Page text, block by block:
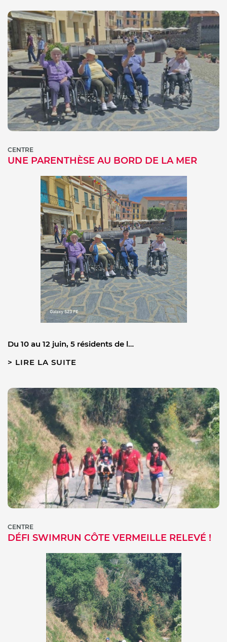
CENTRE
UNE PARENTHÈSE AU BORD DE LA MER
Du 10 au 12 juin, 5 résidents de l…
LIRE LA SUITE
CENTRE
DÉFI SWIMRUN CÔTE VERMEILLE RELEVÉ !